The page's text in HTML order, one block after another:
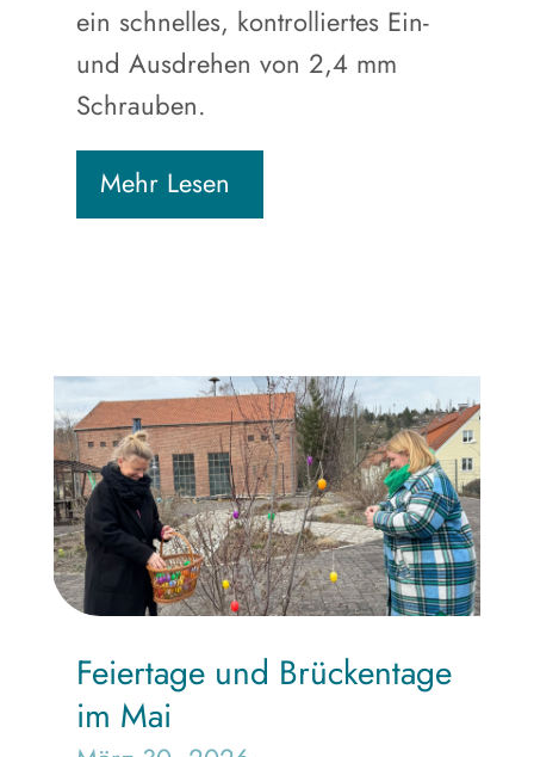
ein schnelles, kontrolliertes Ein-
und Ausdrehen von 2,4 mm
Schrauben.
Mehr Lesen
Feiertage und Brückentage
im Mai